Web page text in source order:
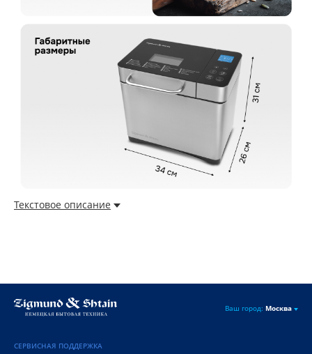
Текстовое описание
Ваш город: Москва
СЕРВИСНАЯ ПОДДЕРЖКА